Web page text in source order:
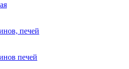
печей
печей